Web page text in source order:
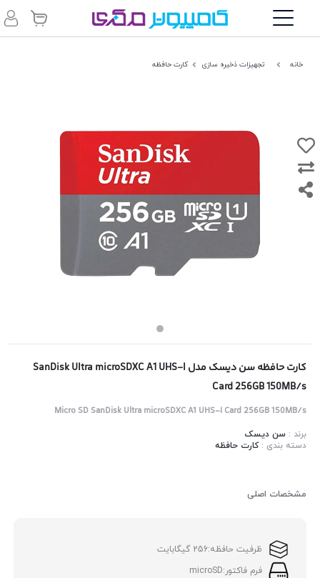
خانه تجهیزات ذخیره سازی کارت حافظه
کارت حافظه سن دیسک مدل SanDisk Ultra microSDXC A1 UHS-I
Card 256GB 150MB/s
Micro SD SanDisk Ultra microSDXC A1 UHS-I Card 256GB 150MB/s
برند :سن دیسک
دسته بندی :کارت حافظه
مشخصات اصلی
ظرفیت حافظه:256 گیگابایت
فرم فاکتور:microSD